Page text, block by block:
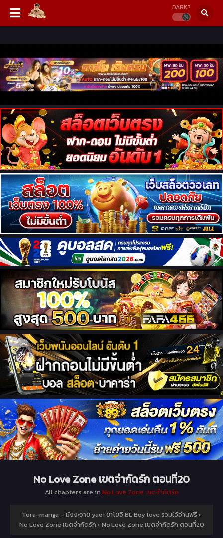
DARK?
No Love Zone เขตจำกัดรัก ตอนที่20
All chapters are in No Love Zone เขตจำกัดรัก
Tora-manga – มังงะวาย yaoi ยาโยอิ BL Boy love รวมไว้อ่านฟรี ›
No Love Zone เขตจำกัดรัก › No Love Zone เขตจำกัดรัก ตอนที่20